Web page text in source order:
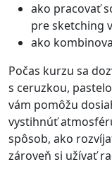
ako pracovať
pre sketching
ako
Počas kurzu sa
s ceruzkou,
vám pomôžu
vystihnúť
spôsob, ako
zároveň si užívať